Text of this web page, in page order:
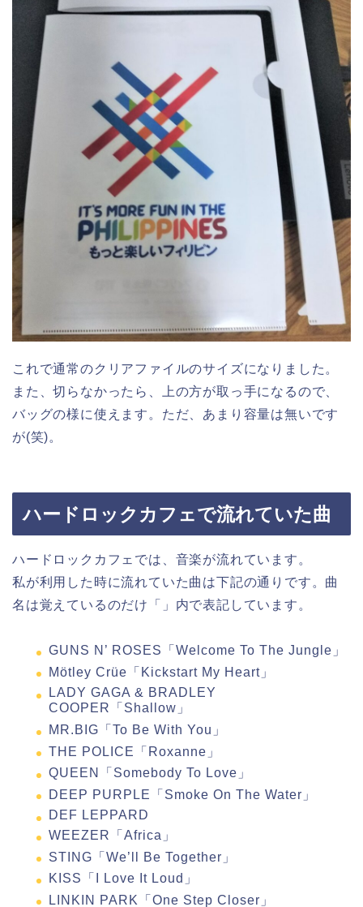
これで通常のクリアファイルのサイズになりました。
また、切らなかったら、上の方が取っ手になるので、
バッグの様に使えます。ただ、あまり容量は無いです
が(笑)。
ハードロックカフェで流れていた曲
ハードロックカフェでは、音楽が流れています。
私が利用した時に流れていた曲は下記の通りです。曲
名は覚えているのだけ「」内で表記しています。
GUNS N’ ROSES「Welcome To The Jungle」
Mötley Crüe「Kickstart My Heart」
LADY GAGA & BRADLEY
COOPER「Shallow」
MR.BIG「To Be With You」
THE POLICE「Roxanne」
QUEEN「Somebody To Love」
DEEP PURPLE「Smoke On The Water」
DEF LEPPARD
WEEZER「Africa」
STING「We’ll Be Together」
KISS「I Love It Loud」
LINKIN PARK「One Step Closer」